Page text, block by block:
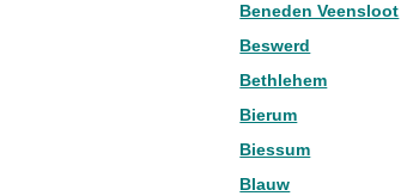
Beneden Veensloot
Beswerd
Bethlehem
Bierum
Biessum
Blauw